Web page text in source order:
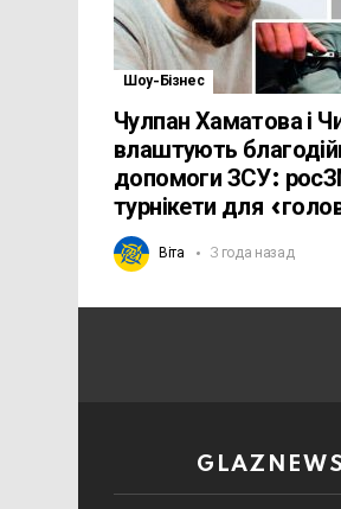
Шоу-Бізнес
Чулпан Хаматова і
влаштують
допомоги ЗСУ:
турнікети для
Віта 3 года назад
GLAZNEWS